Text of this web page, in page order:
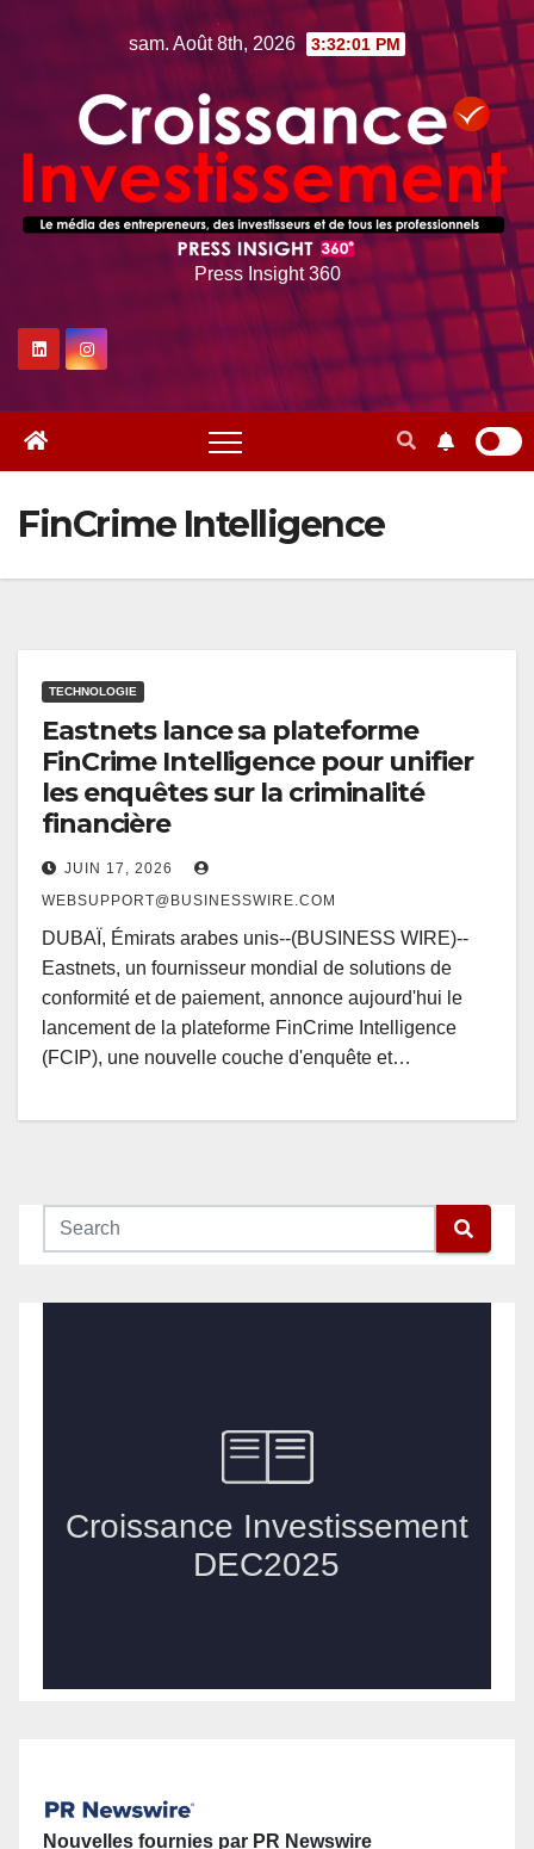
sam. Août 8th, 2026 3:32:02 PM
Press Insight 360
FinCrime Intelligence
TECHNOLOGIE
Eastnets lance sa plateforme
FinCrime Intelligence pour unifier
les enquêtes sur la criminalité
financière
JUIN 17, 2026
WEBSUPPORT@BUSINESSWIRE.COM
DUBAÏ, Émirats arabes unis--(BUSINESS WIRE)--
Eastnets, un fournisseur mondial de solutions de
conformité et de paiement, annonce aujourd'hui le
lancement de la plateforme FinCrime Intelligence
(FCIP), une nouvelle couche d'enquête et…
Nouvelles fournies par PR Newswire